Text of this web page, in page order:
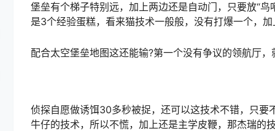
堡垒有个梯子特别远，加上两边还是自动门，只要放“
是3个经验蛋糕，看来猫技术一般般，没有打爆一个，
配合太空堡垒地图这还能输?第一个没有争议的领航厅
侦探自愿做诱饵30多秒被捉，还可以这技术不错，只
牛仔的技术，所以不慌，加上还是主学皮鞭，那杰瑞的